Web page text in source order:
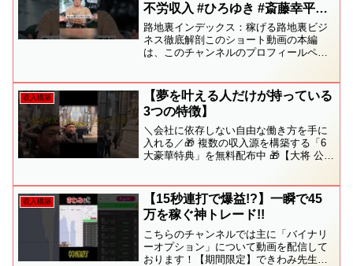
不労収入 #ひろゆき #斎藤幸平
#NewsPicks #路地裏インデック
ス #ビジネス #経済
路地裏インデックス：稼げる路地裏ビジ
ネス徹底解剖このショート動画の本編
は、このチャンネルのプロフィールペー
解剖で検索することで、本編動画がみつ
かります。#副業 #A...
収入構築
【夢を叶える人だけが持っている
3つの特徴】
＼会社に依存しない自由な働き方を手に
入れる／🎁 複数の収入源を構築する「6
大豪華特典」を無料配布中 🎁【大将 公式
／🎁 副収入を作るための 6大特典...
収入構築
【15秒連打で爆益!?】一瞬で45
万を稼ぐ神トレード!!
こちらのチャンネルでは主に「バイナリ
ーオプション」について動画を配信して
おります！【期間限定】できわみ先生開